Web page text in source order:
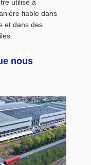
utilisé à
fiable dans
et dans des
nous